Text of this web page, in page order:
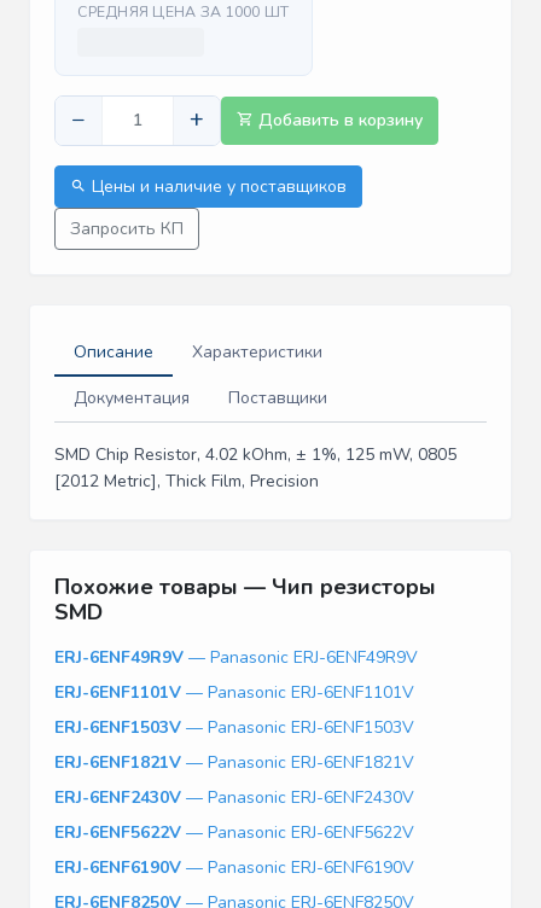
СРЕДНЯЯ ЦЕНА ЗА 1000 ШТ
− + Добавить в корзину
Цены и наличие у поставщиков
Запросить КП
Описание
Характеристики
Документация
Поставщики
SMD Chip Resistor, 4.02 kOhm, ± 1%, 125 mW, 0805
[2012 Metric], Thick Film, Precision
Похожие товары — Чип резисторы
SMD
ERJ-6ENF49R9V — Panasonic ERJ-6ENF49R9V
ERJ-6ENF1101V — Panasonic ERJ-6ENF1101V
ERJ-6ENF1503V — Panasonic ERJ-6ENF1503V
ERJ-6ENF1821V — Panasonic ERJ-6ENF1821V
ERJ-6ENF2430V — Panasonic ERJ-6ENF2430V
ERJ-6ENF5622V — Panasonic ERJ-6ENF5622V
ERJ-6ENF6190V — Panasonic ERJ-6ENF6190V
ERJ-6ENF8250V — Panasonic ERJ-6ENF8250V